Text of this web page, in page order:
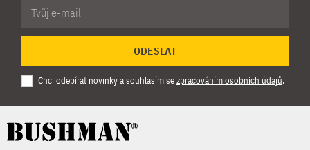
ODESLAT
Chci odebírat novinky a souhlasím sezpracováním osobních údajů.